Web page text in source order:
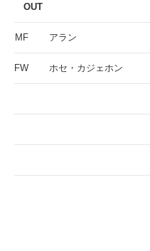
OUT
MF アラン
FW ホセ・カジェホン